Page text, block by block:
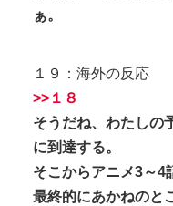
ぁ。
１９：海外の反応
>>１８
そうだね、わたしの
に到達する。
そこからアニメ3～4
最終的にあかねのと